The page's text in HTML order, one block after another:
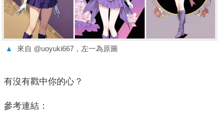
▲ 來自 @uoyuki667，左一為原圖
有沒有戳中你的心？
參考連結：